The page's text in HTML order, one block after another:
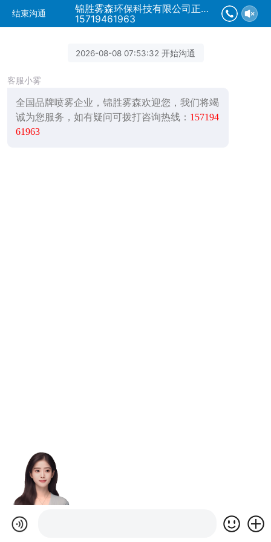
结束沟通
锦胜雾森环保科技有限公司正在为您服务
15719461963
2026-08-08 07:53:32 开始沟通
客服小雾
全国品牌喷雾企业，锦胜雾森欢迎您，我们将竭
诚为您服务，如有疑问可拨打咨询热线： 157194
61963